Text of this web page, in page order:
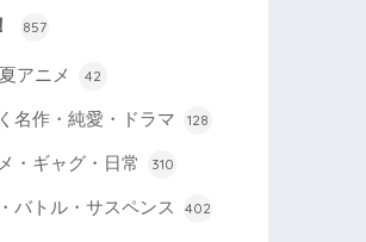
857
アニメ 42
名作・純愛・ドラマ 128
・ギャグ・日常 310
バトル・サスペンス 402